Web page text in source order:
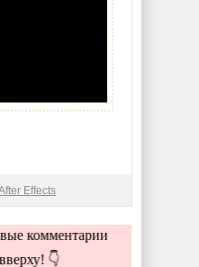
Effects
комментарии
👇